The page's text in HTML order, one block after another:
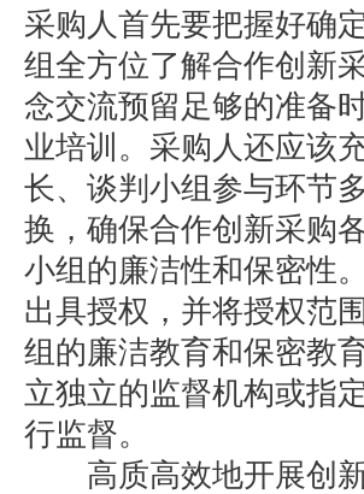
采购人首先要把握好确
组全方位了解合作创新
念交流预留足够的准备
业培训。采购人还应该
长、谈判小组参与环节
换，确保合作创新采购
小组的廉洁性和保密性
出具授权，并将授权范
组的廉洁教育和保密教
立独立的监督机构或指
行监督。
高质高效地开展创